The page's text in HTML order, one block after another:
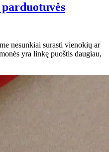
nesunkiai surasti vienokių ar
yra linkę puoštis daugiau,